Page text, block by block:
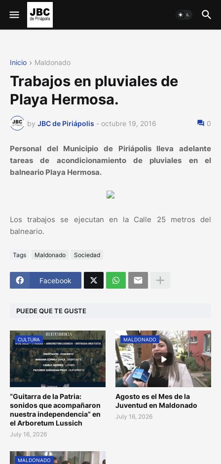
Inicio Maldonado
Trabajos en pluviales de
Playa Hermosa.
by JBC de Piriápolis - octubre 19, 2016 0
Personal del Municipio de Piriápolis lleva adelante
tareas de acondicionamiento de pluviales en el
balneario Playa Hermosa.
Los trabajos se ejecutan en la Calle 25 metros del
balneario.
Tags Maldonado Sociedad
Facebook
PUEDE QUE TE GUSTE
CULTURA
“Guitarra de la Patria:
sonidos que acompañaron
nuestra independencia” en
el Arboretum Lussich
July 16, 2026
MALDONADO
Agosto es el Mes de la
Juventud en Maldonado
July 16, 2026
MALDONADO